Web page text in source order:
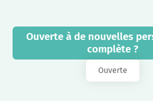
Ouverte à de nouvelles
complète ?
Ouverte